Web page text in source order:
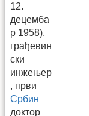
12.
децемба
р 1958),
грађевин
ски
инжењер
, први
Србин
доктор